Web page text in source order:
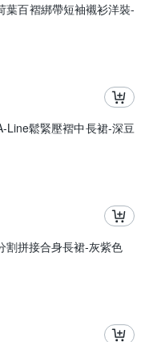
葉百褶綁帶短袖襯衫洋裝-
Line鬆緊壓褶中長裙-深豆
割拼接合身長裙-灰紫色